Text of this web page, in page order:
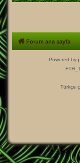
Forum ana sayfa
Powered by
Türkçe